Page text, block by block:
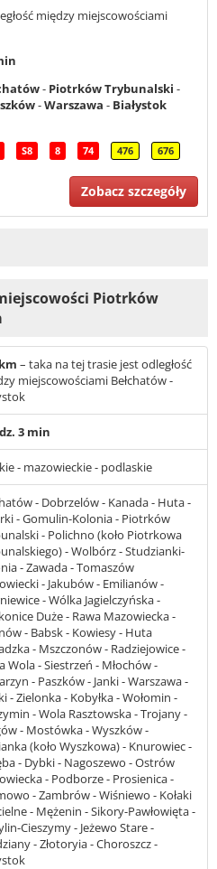
między miejscowościami
- Piotrków Trybunalski -
-Warszawa - Białystok
S8 8 74 476 676
Zobacz szczegóły
Piotrków
– taka na tej trasie jest odległość
miejscowościami Bełchatów -
3 min
- mazowieckie - podlaskie
- Dobrzelów - Kanada - Huta -
- Gomulin-Kolonia - Piotrków
- Polichno (koło Piotrkowa
- Wolbórz - Studzianki-
- Zawada - Tomaszów
- Jakubów - Emilianów -
- Wólka Jagielczyńska -
Duże - Rawa Mazowiecka -
- Babsk - Kowiesy - Huta
- Mszczonów - Radziejowice -
Wola - Siestrzeń - Młochów -
- Paszków - Janki - Warszawa -
- Zielonka - Kobyłka - Wołomin -
- Wola Rasztowska - Trojany -
- Mostówka - Wyszków -
(koło Wyszkowa) - Knurowiec -
- Dybki - Nagoszewo - Ostrów
- Podborze - Prosienica -
- Zambrów - Wiśniewo - Kołaki
- Mężenin - Sikory-Pawłowięta -
Cieszymy - Jeżewo Stare -
- Złotoryia - Choroszcz -